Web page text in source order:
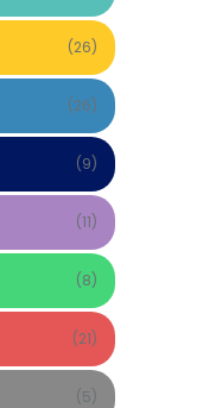
(26)
(26)
(9)
(11)
(8)
(21)
(5)